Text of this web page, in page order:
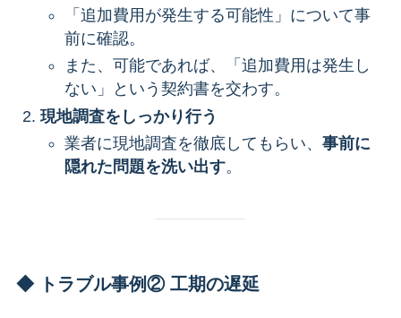
「追加費用が発生する可能性」について事
前に確認。
また、可能であれば、「追加費用は発生し
ない」という契約書を交わす。
現地調査をしっかり行う
業者に現地調査を徹底してもらい、 事前に
隠れた問題を洗い出す。
◆ トラブル事例② 工期の遅延